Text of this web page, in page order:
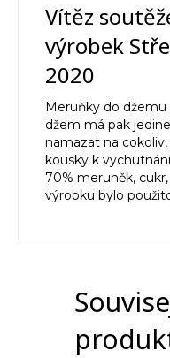
Vítěz
výrobek
2020
Meruňky do džemu
džem má pak
namazat na
kousky k
70% meruněk,
výrobku bylo